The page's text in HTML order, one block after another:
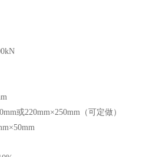
或220mm×250mm（可定做）